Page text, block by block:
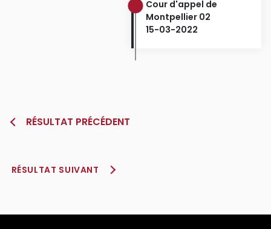
Cour d'appel de
Montpellier 02
15-03-2022
RÉSULTAT PRÉCÉDENT
RÉSULTAT SUIVANT